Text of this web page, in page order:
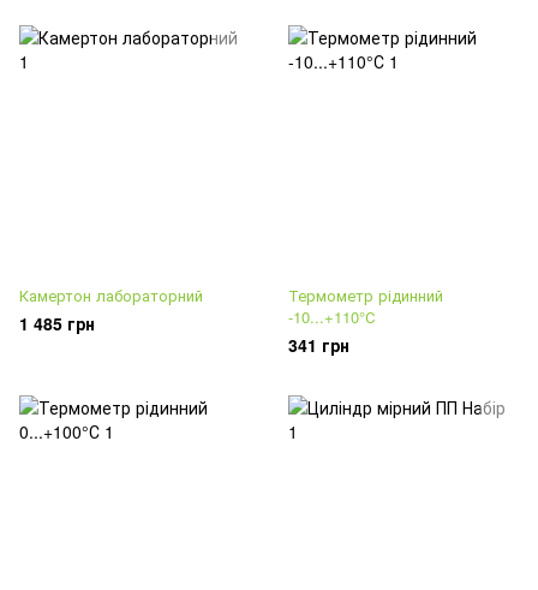
Камертон лабораторний
1 485 грн
Термометр рідинний
-10...+110°С
341 грн